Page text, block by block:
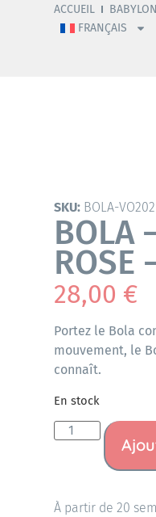
ACCUEIL
FRANÇAIS
SKU: BOLA-VO202
BOLA
ROSE
28,00 €
Portez le Bola
mouvement, le
connaît.
En stock
À partir de 20